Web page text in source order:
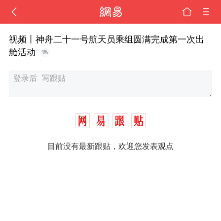
视频丨神舟二十一号航天员乘组圆满完成第一次出
舱活动
目前没有最新跟贴，欢迎您发表观点